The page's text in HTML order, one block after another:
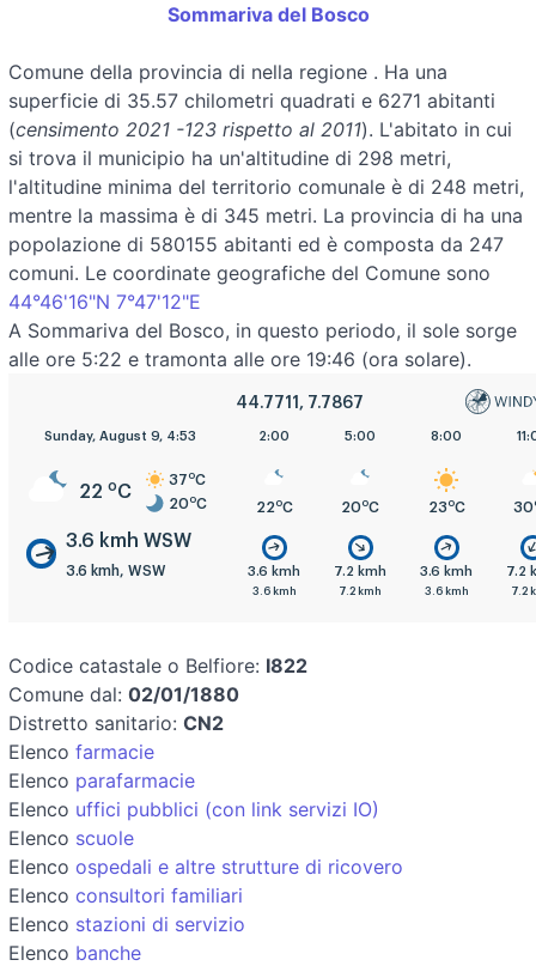
Sommariva del Bosco
Comune della provincia di nella regione . Ha una
superficie di 35.57 chilometri quadrati e 6271 abitanti
(censimento 2021 -123 rispetto al 2011). L'abitato in cui
si trova il municipio ha un'altitudine di 298 metri,
l'altitudine minima del territorio comunale è di 248 metri,
mentre la massima è di 345 metri. La provincia di ha una
popolazione di 580155 abitanti ed è composta da 247
comuni. Le coordinate geografiche del Comune sono
44°46'16"N 7°47'12"E
A Sommariva del Bosco, in questo periodo, il sole sorge
alle ore 5:22 e tramonta alle ore 19:46 (ora solare).
44.7711, 7.7867
Sunday, August 9, 4:53
22 oC
37 oC
20oC
3.6 kmh WSW
3.6 kmh, WSW
2:00
22 oC
3.6 kmh
3.6 kmh
5:00
20oC
7.2 kmh
7.2 kmh
8:00
23 oC
3.6 kmh
3.6 kmh
30
7.2
7.2
Codice catastale o Belfiore: I822
Comune dal: 02/01/1880
Distretto sanitario: CN2
Elenco farmacie
Elenco parafarmacie
Elenco uffici pubblici (con link servizi IO)
Elenco scuole
Elenco ospedali e altre strutture di ricovero
Elenco consultori familiari
Elenco stazioni di servizio
Elenco banche